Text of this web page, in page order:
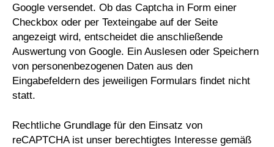
Google versendet. Ob das Captcha in Form einer
Checkbox oder per Texteingabe auf der Seite
angezeigt wird, entscheidet die anschließende
Auswertung von Google. Ein Auslesen oder Speichern
von personenbezogenen Daten aus den
Eingabefeldern des jeweiligen Formulars findet nicht
statt.
Rechtliche Grundlage für den Einsatz von
reCAPTCHA ist unser berechtigtes Interesse gemäß